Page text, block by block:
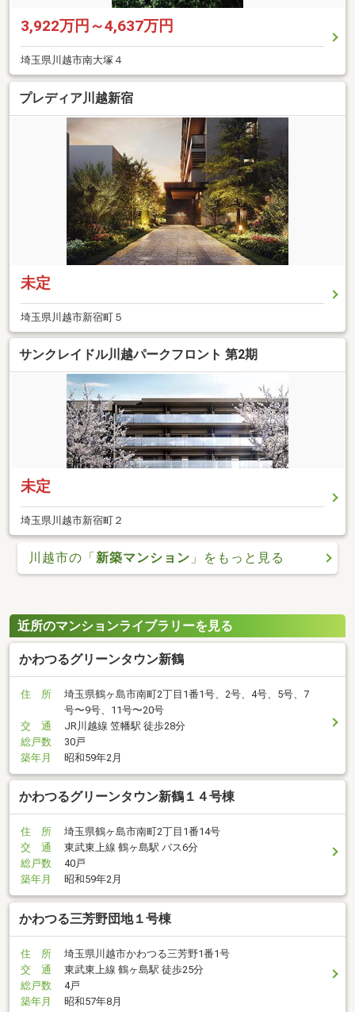
3,922万円～4,637万円
埼玉県川越市南大塚４
プレディア川越新宿
未定
埼玉県川越市新宿町５
サンクレイドル川越パークフロント 第2期
未定
埼玉県川越市新宿町２
川越市の「新築マンション 」をもっと見る
近所のマンションライブラリーを見る
かわつるグリーンタウン新鶴
住 所
埼玉県鶴ヶ島市南町2丁目1番1号、2号、4号、5号、7
号〜9号、11号〜20号
交 通
JR川越線 笠幡駅 徒歩28分
総戸数
30戸
築年月
昭和59年2月
かわつるグリーンタウン新鶴１４号棟
住 所
埼玉県鶴ヶ島市南町2丁目1番14号
交 通
東武東上線 鶴ヶ島駅 バス6分
総戸数
40戸
築年月
昭和59年2月
かわつる三芳野団地１号棟
住 所
埼玉県川越市かわつる三芳野1番1号
交 通
東武東上線 鶴ヶ島駅 徒歩25分
総戸数
4戸
築年月
昭和57年8月